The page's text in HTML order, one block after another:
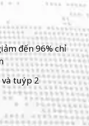
đến 96% chỉ
tuýp 2